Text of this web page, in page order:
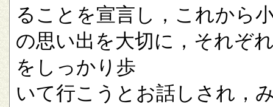
ることを宣言し，これから
の思い出を大切に，それぞ
をしっかり歩
いて行こうとお話しされ，